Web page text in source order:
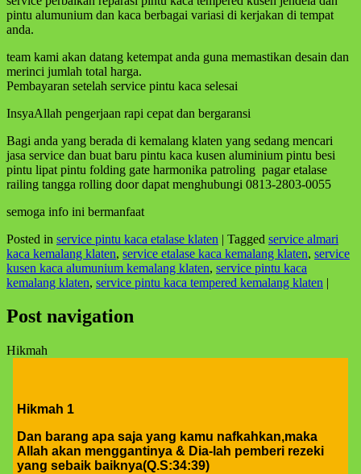
pintu alumunium dan kaca berbagai variasi di kerjakan di tempat
anda.
team kami akan datang ketempat anda guna memastikan desain dan
merinci jumlah total harga.
Pembayaran setelah service pintu kaca selesai
InsyaAllah pengerjaan rapi cepat dan bergaransi
Bagi anda yang berada di kemalang klaten yang sedang mencari
jasa service dan buat baru pintu kaca kusen aluminium pintu besi
pintu lipat pintu folding gate harmonika patroling pagar etalase
railing tangga rolling door dapat menghubungi 0813-2803-0055
semoga info ini bermanfaat
Posted in service pintu kaca etalase klaten | Tagged service almari
kaca kemalang klaten, service etalase kaca kemalang klaten, service
kusen kaca alumunium kemalang klaten, service pintu kaca
kemalang klaten, service pintu kaca tempered kemalang klaten |
Post navigation
Hikmah
Hikmah 1
Dan barang apa saja yang kamu nafkahkan,maka
Allah akan menggantinya & Dia-lah pemberi rezeki
yang sebaik baiknya(Q.S:34:39)